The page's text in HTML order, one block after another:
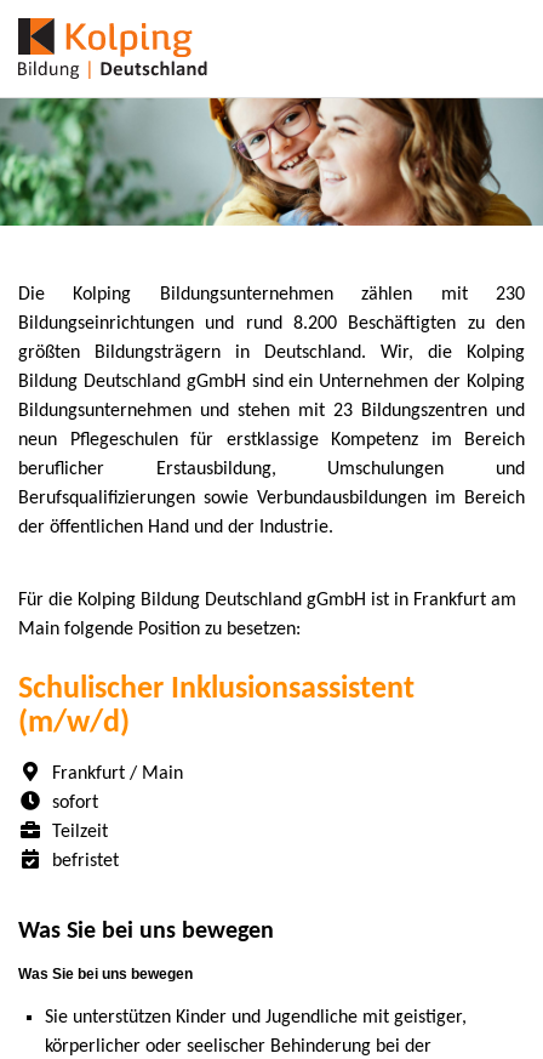
Für die Kolping Bildung Deutschland gGmbH ist in Frankfurt am
Main folgende Position zu besetzen:
Schulischer Inklusionsassistent
(m/w/d)
Frankfurt / Main
sofort
Teilzeit
befristet
Die Kolping Bildungsunternehmen zählen mit 230
Bildungseinrichtungen und rund 8.200 Beschäftigten zu den
größten Bildungsträgern in Deutschland. Wir, die Kolping
Bildung Deutschland gGmbH sind ein Unternehmen der Kolping
Bildungsunternehmen und stehen mit 23 Bildungszentren und
neun Pflegeschulen für erstklassige Kompetenz im Bereich
beruflicher Erstausbildung, Umschulungen und
Berufsqualifizierungen sowie Verbundausbildungen im Bereich
der öffentlichen Hand und der Industrie.
Was Sie bei uns bewegen
Was Sie bei uns bewegen
Sie unterstützen Kinder und Jugendliche mit geistiger,
körperlicher oder seelischer Behinderung bei der